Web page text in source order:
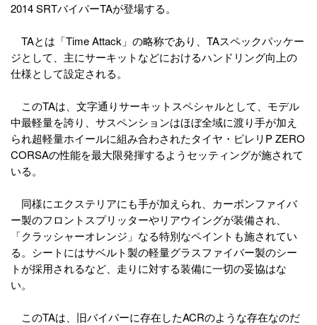
2014 SRTバイパーTAが登場する。
TAとは「Time Attack」の略称であり、TAスペックパッケー
ジとして、主にサーキットなどにおけるハンドリング向上の
仕様として設定される。
このTAは、文字通りサーキットスペシャルとして、モデル
中最軽量を誇り、サスペンションはほぼ全域に渡り手が加え
られ超軽量ホイールに組み合わされたタイヤ・ピレリP ZERO
CORSAの性能を最大限発揮するようセッティングが施されて
いる。
同様にエクステリアにも手が加えられ、カーボンファイバ
ー製のフロントスプリッターやリアウイングが装備され、
「クラッシャーオレンジ」なる特別なペイントも施されてい
る。シートにはサベルト製の軽量グラスファイバー製のシー
トが採用されるなど、走りに対する装備に一切の妥協はな
い。
このTAは、旧バイパーに存在したACRのような存在なのだ